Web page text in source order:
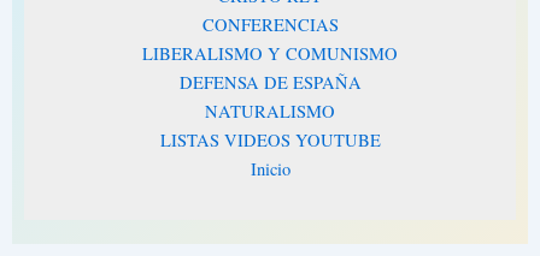
CONFERENCIAS
LIBERALISMO Y COMUNISMO
DEFENSA DE ESPAÑA
NATURALISMO
LISTAS VIDEOS YOUTUBE
Inicio